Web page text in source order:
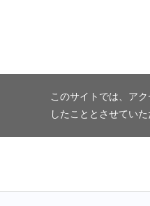
このサイトでは、ア
したこととさせてい